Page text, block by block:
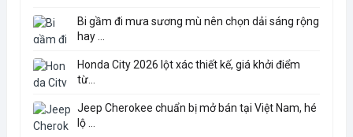
Bi gầm đi mưa sương mù nên chọn dải sáng rộng
hay ...
Honda City 2026 lột xác thiết kế, giá khởi điểm
từ...
Jeep Cherokee chuẩn bị mở bán tại Việt Nam, hé
lộ ...